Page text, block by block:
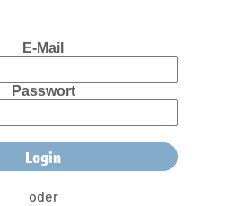
E-Mail
Passwort
oder